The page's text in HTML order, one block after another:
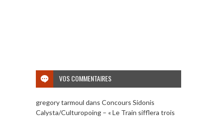
VOS COMMENTAIRES
gregory tarmoul dans Concours Sidonis
Calysta/Culturopoing – « Le Train sifflera trois